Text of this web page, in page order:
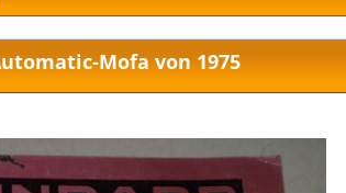
Mofa von 1975